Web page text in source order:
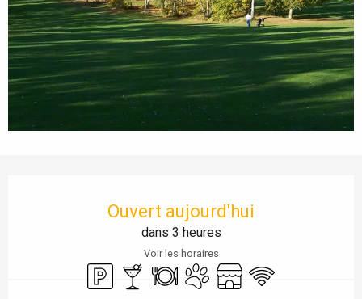
Ouvert aujourd'hui
dans 3 heures
Voir les horaires
ParkingBar / Buvette
RestaurantAnimaux acceptés
Boutique
WiFi